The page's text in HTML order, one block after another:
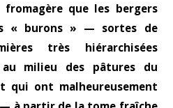
fromagère que les bergers
« burons » — sortes de
très hiérarchisées
milieu des pâtures du
qui ont malheureusement